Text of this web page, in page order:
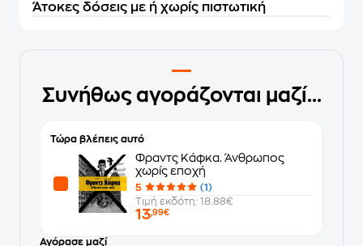
Άτοκες δόσεις με ή χωρίς πιστωτική
Συνήθως αγοράζονται μαζί...
Τώρα βλέπεις αυτό
Φραντς Κάφκα. Άνθρωπος
χωρίς εποχή
5
(1)
Τιμή εκδότη: 18.88€
13,99€
Αγόρασε μαζί